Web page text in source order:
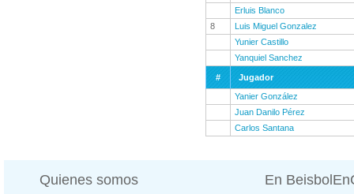
Erluis Blanco
8
Luis Miguel Gonzalez
Yunier Castillo
Yanquiel Sanchez
#
Jugador
Yanier González
Juan Danilo Pérez
Carlos Santana
Quienes somos En